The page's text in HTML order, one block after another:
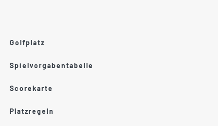
Golfplatz
Spielvorgabentabelle
Scorekarte
Platzregeln